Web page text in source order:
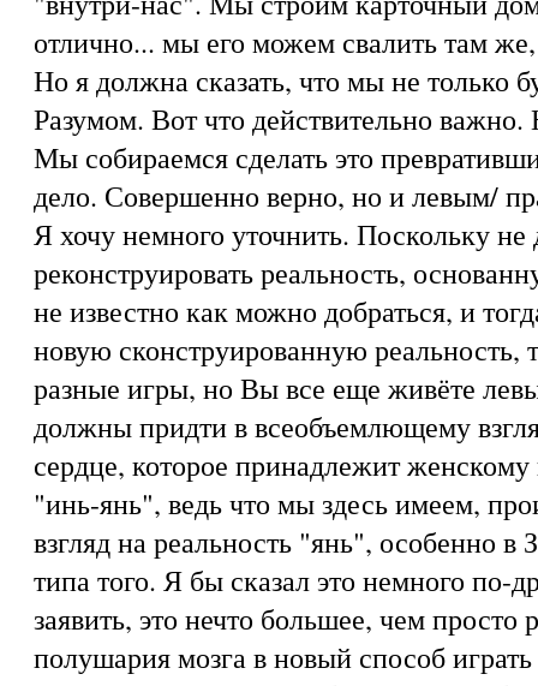
отлично... мы его можем свалить там
Но я должна сказать, что мы не только
Разумом. Вот что действительно важно.
Мы собираемся сделать это
дело. Совершенно верно, но и левым/
Я хочу немного уточнить. Поскольку не
реконструировать реальность,
не известно как можно добраться, и
новую сконструированную реальность,
разные игры, но Вы все еще живёте
должны придти в всеобъемлющему
сердце, которое принадлежит
"инь-янь", ведь что мы здесь имеем,
взгляд на реальность "янь", особенно
типа того. Я бы сказал это немного по-
заявить, это нечто большее, чем просто
полушария мозга в новый способ